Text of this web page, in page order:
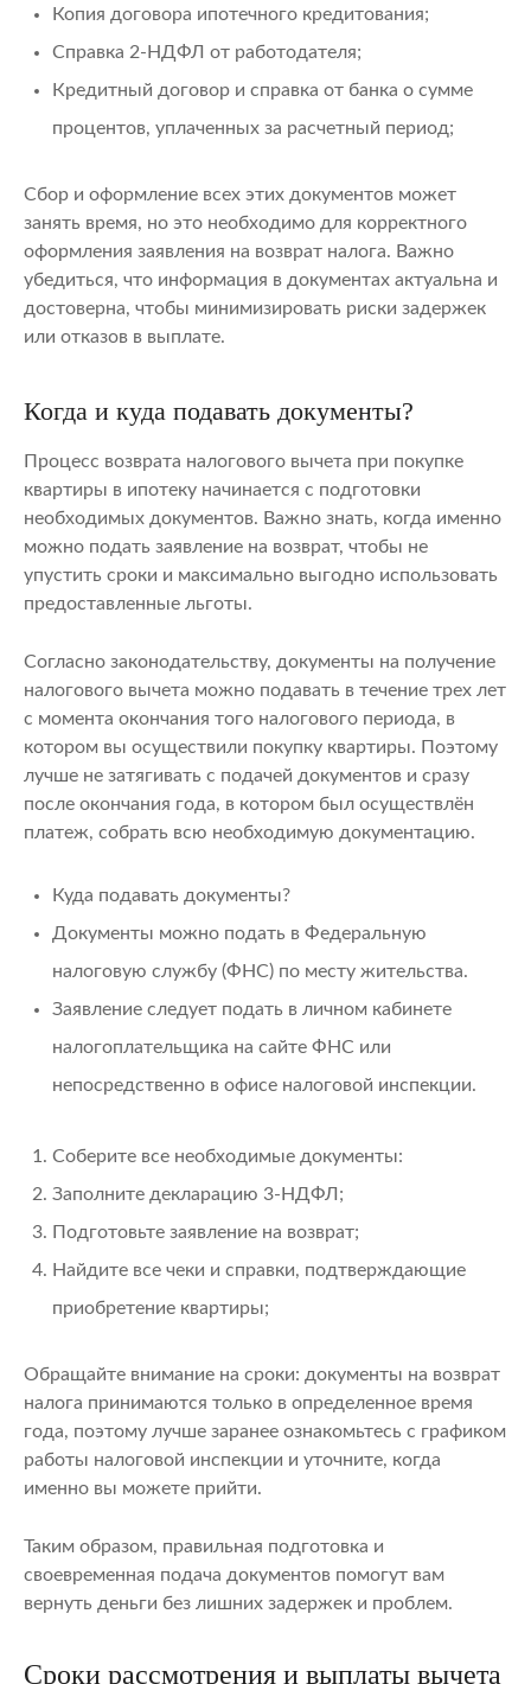
Копия договора ипотечного кредитования;
Справка 2-НДФЛ от работодателя;
Кредитный договор и справка от банка о сумме
процентов, уплаченных за расчетный период;
Сбор и оформление всех этих документов может
занять время, но это необходимо для корректного
оформления заявления на возврат налога. Важно
убедиться, что информация в документах актуальна и
достоверна, чтобы минимизировать риски задержек
или отказов в выплате.
Когда и куда подавать документы?
Процесс возврата налогового вычета при покупке
квартиры в ипотеку начинается с подготовки
необходимых документов. Важно знать, когда именно
можно подать заявление на возврат, чтобы не
упустить сроки и максимально выгодно использовать
предоставленные льготы.
Согласно законодательству, документы на получение
налогового вычета можно подавать в течение трех лет
с момента окончания того налогового периода, в
котором вы осуществили покупку квартиры. Поэтому
лучше не затягивать с подачей документов и сразу
после окончания года, в котором был осуществлён
платеж, собрать всю необходимую документацию.
Куда подавать документы?
Документы можно подать в Федеральную
налоговую службу (ФНС) по месту жительства.
Заявление следует подать в личном кабинете
налогоплательщика на сайте ФНС или
непосредственно в офисе налоговой инспекции.
Соберите все необходимые документы:
Заполните декларацию 3-НДФЛ;
Подготовьте заявление на возврат;
Найдите все чеки и справки, подтверждающие
приобретение квартиры;
Обращайте внимание на сроки: документы на возврат
налога принимаются только в определенное время
года, поэтому лучше заранее ознакомьтесь с графиком
работы налоговой инспекции и уточните, когда
именно вы можете прийти.
Таким образом, правильная подготовка и
своевременная подача документов помогут вам
вернуть деньги без лишних задержек и проблем.
Сроки рассмотрения и выплаты вычета